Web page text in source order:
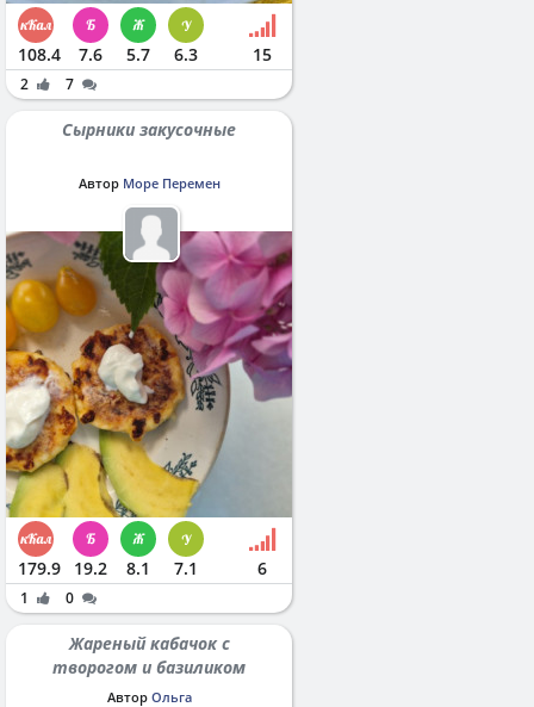
108.4 7.6 5.7 6.3 15
2 7
Сырники закусочные
Автор Море Перемен
179.9 19.2 8.1 7.1 6
1 0
Жареный кабачок с
творогом и базиликом
Автор Ольга